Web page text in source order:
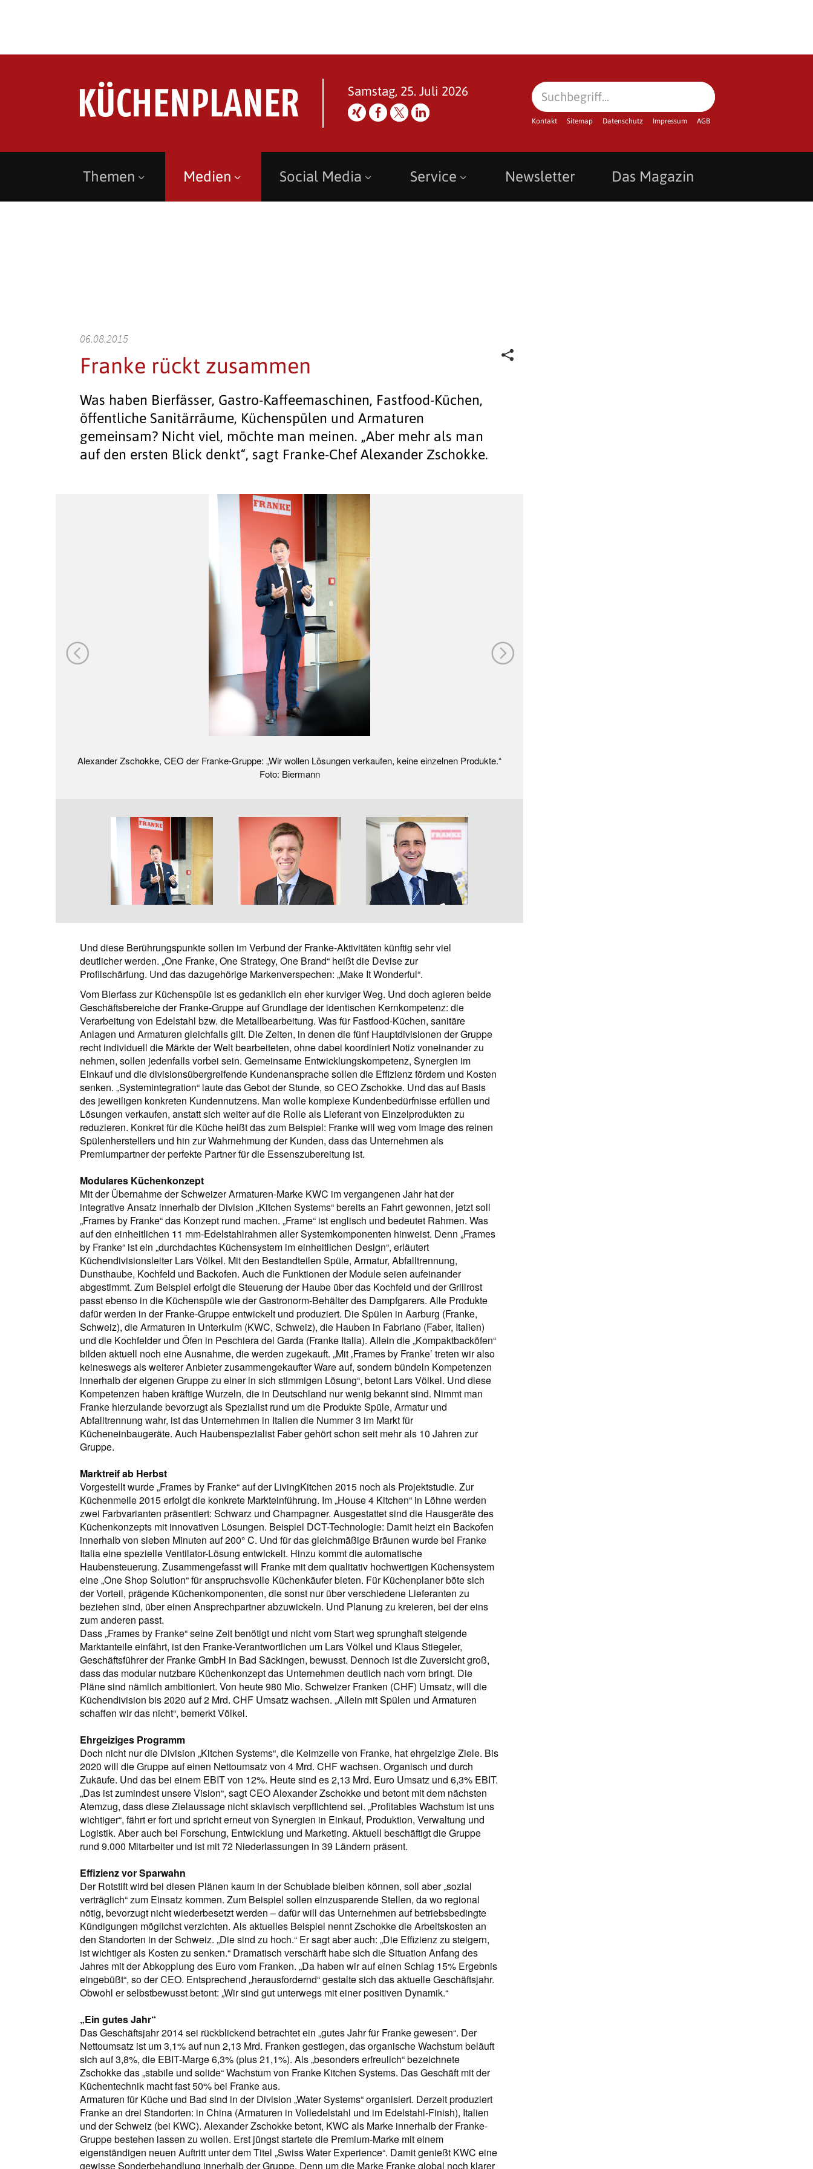
Samstag, 25. Juli 2026
Kontakt Sitemap Datenschutz Impressum AGB
Themen Medien Social Media Service Newsletter Das Magazin
06.08.2015
Franke rückt zusammen
Was haben Bierfässer, Gastro-Kaffeemaschinen, Fastfood-Küchen,
öffentliche Sanitärräume, Küchenspülen und Armaturen
gemeinsam? Nicht viel, möchte man meinen. „Aber mehr als man
auf den ersten Blick denkt“, sagt Franke-Chef Alexander Zschokke.
Alexander Zschokke, CEO der Franke-Gruppe: „Wir wollen Lösungen verkaufen, keine einzelnen Produkte.“
Foto: Biermann
Und diese Berührungspunkte sollen im Verbund der Franke-Aktivitäten künftig sehr viel
deutlicher werden. „One Franke, One Strategy, One Brand“ heißt die Devise zur
Profilschärfung. Und das dazugehörige Markenverspechen: „Make It Wonderful“.
Vom Bierfass zur Küchenspüle ist es gedanklich ein eher kurviger Weg. Und doch agieren beide
Geschäftsbereiche der Franke-Gruppe auf Grundlage der identischen Kernkompetenz: die
Verarbeitung von Edelstahl bzw. die Metallbearbeitung. Was für Fastfood-Küchen, sanitäre
Anlagen und Armaturen gleichfalls gilt. Die Zeiten, in denen die fünf Hauptdivisionen der Gruppe
recht individuell die Märkte der Welt bearbeiteten, ohne dabei koordiniert Notiz voneinander zu
nehmen, sollen jedenfalls vorbei sein. Gemeinsame Entwicklungskompetenz, Synergien im
Einkauf und die divisionsübergreifende Kundenansprache sollen die Effizienz fördern und Kosten
senken. „Systemintegration“ laute das Gebot der Stunde, so CEO Zschokke. Und das auf Basis
des jeweiligen konkreten Kundennutzens. Man wolle komplexe Kundenbedürfnisse erfüllen und
Lösungen verkaufen, anstatt sich weiter auf die Rolle als Lieferant von Einzelprodukten zu
reduzieren. Konkret für die Küche heißt das zum Beispiel: Franke will weg vom Image des reinen
Spülenherstellers und hin zur Wahrnehmung der Kunden, dass das Unternehmen als
Premiumpartner der perfekte Partner für die Essenszubereitung ist.
Modulares Küchenkonzept
Mit der Übernahme der Schweizer Armaturen-Marke KWC im vergangenen Jahr hat der
integrative Ansatz innerhalb der Division „Kitchen Systems“ bereits an Fahrt gewonnen, jetzt soll
„Frames by Franke“ das Konzept rund machen. „Frame“ ist englisch und bedeutet Rahmen. Was
auf den einheitlichen 11 mm-Edelstahlrahmen aller Systemkomponenten hinweist. Denn „Frames
by Franke“ ist ein „durchdachtes Küchensystem im einheitlichen Design“, erläutert
Küchendivisionsleiter Lars Völkel. Mit den Bestandteilen Spüle, Armatur, Abfalltrennung,
Dunsthaube, Kochfeld und Backofen. Auch die Funktionen der Module seien aufeinander
abgestimmt. Zum Beispiel erfolgt die Steuerung der Haube über das Kochfeld und der Grillrost
passt ebenso in die Küchenspüle wie der Gastronorm-Behälter des Dampfgarers. Alle Produkte
dafür werden in der Franke-Gruppe entwickelt und produziert. Die Spülen in Aarburg (Franke,
Schweiz), die Armaturen in Unterkulm (KWC, Schweiz), die Hauben in Fabriano (Faber, Italien)
und die Kochfelder und Öfen in Peschiera del Garda (Franke Italia). Allein die „Kompaktbacköfen“
bilden aktuell noch eine Ausnahme, die werden zugekauft. „Mit ‚Frames by Franke’ treten wir also
keineswegs als weiterer Anbieter zusammengekaufter Ware auf, sondern bündeln Kompetenzen
innerhalb der eigenen Gruppe zu einer in sich stimmigen Lösung“, betont Lars Völkel. Und diese
Kompetenzen haben kräftige Wurzeln, die in Deutschland nur wenig bekannt sind. Nimmt man
Franke hierzulande bevorzugt als Spezialist rund um die Produkte Spüle, Armatur und
Abfalltrennung wahr, ist das Unternehmen in Italien die Nummer 3 im Markt für
Kücheneinbaugeräte. Auch Haubenspezialist Faber gehört schon seit mehr als 10 Jahren zur
Gruppe.
Marktreif ab Herbst
Vorgestellt wurde „Frames by Franke“ auf der LivingKitchen 2015 noch als Projektstudie. Zur
Küchenmeile 2015 erfolgt die konkrete Markteinführung. Im „House 4 Kitchen“ in Löhne werden
zwei Farbvarianten präsentiert: Schwarz und Champagner. Ausgestattet sind die Hausgeräte des
Küchenkonzepts mit innovativen Lösungen. Beispiel DCT-Technologie: Damit heizt ein Backofen
innerhalb von sieben Minuten auf 200° C. Und für das gleichmäßige Bräunen wurde bei Franke
Italia eine spezielle Ventilator-Lösung entwickelt. Hinzu kommt die automatische
Haubensteuerung. Zusammengefasst will Franke mit dem qualitativ hochwertigen Küchensystem
eine „One Shop Solution“ für anspruchsvolle Küchenkäufer bieten. Für Küchenplaner böte sich
der Vorteil, prägende Küchenkomponenten, die sonst nur über verschiedene Lieferanten zu
beziehen sind, über einen Ansprechpartner abzuwickeln. Und Planung zu kreieren, bei der eins
zum anderen passt.
Dass „Frames by Franke“ seine Zeit benötigt und nicht vom Start weg sprunghaft steigende
Marktanteile einfährt, ist den Franke-Verantwortlichen um Lars Völkel und Klaus Stiegeler,
Geschäftsführer der Franke GmbH in Bad Säckingen, bewusst. Dennoch ist die Zuversicht groß,
dass das modular nutzbare Küchenkonzept das Unternehmen deutlich nach vorn bringt. Die
Pläne sind nämlich ambitioniert. Von heute 980 Mio. Schweizer Franken (CHF) Umsatz, will die
Küchendivision bis 2020 auf 2 Mrd. CHF Umsatz wachsen. „Allein mit Spülen und Armaturen
schaffen wir das nicht“, bemerkt Völkel.
Ehrgeiziges Programm
Doch nicht nur die Division „Kitchen Systems“, die Keimzelle von Franke, hat ehrgeizige Ziele. Bis
2020 will die Gruppe auf einen Nettoumsatz von 4 Mrd. CHF wachsen. Organisch und durch
Zukäufe. Und das bei einem EBIT von 12%. Heute sind es 2,13 Mrd. Euro Umsatz und 6,3% EBIT.
„Das ist zumindest unsere Vision“, sagt CEO Alexander Zschokke und betont mit dem nächsten
Atemzug, dass diese Zielaussage nicht sklavisch verpflichtend sei. „Profitables Wachstum ist uns
wichtiger“, fährt er fort und spricht erneut von Synergien in Einkauf, Produktion, Verwaltung und
Logistik. Aber auch bei Forschung, Entwicklung und Marketing. Aktuell beschäftigt die Gruppe
rund 9.000 Mitarbeiter und ist mit 72 Niederlassungen in 39 Ländern präsent.
Effizienz vor Sparwahn
Der Rotstift wird bei diesen Plänen kaum in der Schublade bleiben können, soll aber „sozial
verträglich“ zum Einsatz kommen. Zum Beispiel sollen einzusparende Stellen, da wo regional
nötig, bevorzugt nicht wiederbesetzt werden – dafür will das Unternehmen auf betriebsbedingte
Kündigungen möglichst verzichten. Als aktuelles Beispiel nennt Zschokke die Arbeitskosten an
den Standorten in der Schweiz. „Die sind zu hoch.“ Er sagt aber auch: „Die Effizienz zu steigern,
ist wichtiger als Kosten zu senken.“ Dramatisch verschärft habe sich die Situation Anfang des
Jahres mit der Abkopplung des Euro vom Franken. „Da haben wir auf einen Schlag 15% Ergebnis
eingebüßt“, so der CEO. Entsprechend „herausfordernd“ gestalte sich das aktuelle Geschäftsjahr.
Obwohl er selbstbewusst betont: „Wir sind gut unterwegs mit einer positiven Dynamik.“
„Ein gutes Jahr“
Das Geschäftsjahr 2014 sei rückblickend betrachtet ein „gutes Jahr für Franke gewesen“. Der
Nettoumsatz ist um 3,1% auf nun 2,13 Mrd. Franken gestiegen, das organische Wachstum beläuft
sich auf 3,8%, die EBIT-Marge 6,3% (plus 21,1%). Als „besonders erfreulich“ bezeichnete
Zschokke das „stabile und solide“ Wachstum von Franke Kitchen Systems. Das Geschäft mit der
Küchentechnik macht fast 50% bei Franke aus.
Armaturen für Küche und Bad sind in der Division „Water Systems“ organisiert. Derzeit produziert
Franke an drei Standorten: in China (Armaturen in Volledelstahl und im Edelstahl-Finish), Italien
und der Schweiz (bei KWC). Alexander Zschokke betont, KWC als Marke innerhalb der Franke-
Gruppe bestehen lassen zu wollen. Erst jüngst startete die Premium-Marke mit einem
eigenständigen neuen Auftritt unter dem Titel „Swiss Water Experience“. Damit genießt KWC eine
gewisse Sonderbehandlung innerhalb der Gruppe. Denn um die Marke Franke global noch klarer